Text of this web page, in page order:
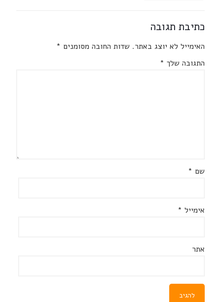
כתיבת תגובה
האימייל לא יוצג באתר. שדות החובה מסומנים *
התגובה שלך *
שם *
אימייל *
אתר